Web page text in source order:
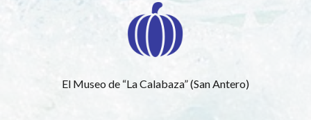
El Museo de “La Calabaza” (San Antero)